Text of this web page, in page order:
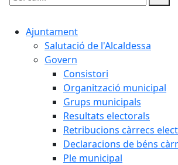
Cercar:
Ajuntament
Salutació de l'Alcaldessa
Govern
Consistori
Organització municipal
Grups municipals
Resultats electorals
Retribucions càrrecs
Declaracions de béns
Ple municipal